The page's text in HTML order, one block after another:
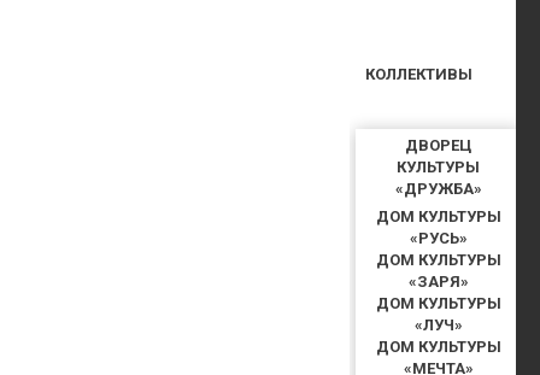
ДВОРЕЦ
КУЛЬТУРЫ
«ДРУЖБА»
ДОМ КУЛЬТУРЫ
«РУСЬ»
ДОМ КУЛЬТУРЫ
«ЗАРЯ»
ДОМ КУЛЬТУРЫ
«ЛУЧ»
ДОМ КУЛЬТУРЫ
«МЕЧТА»
КОЛЛЕКТИВЫ